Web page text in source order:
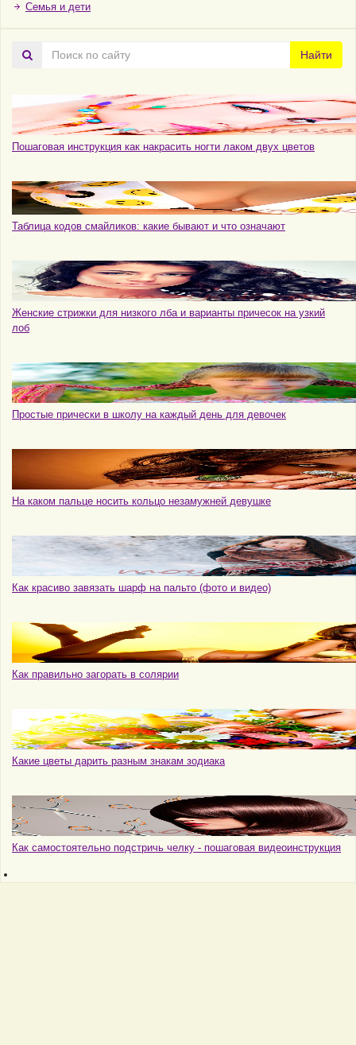
Семья и дети
Поиск
по
Найти
Пошаговая инструкция как накрасить ногти лаком двух цветов
Таблица кодов смайликов: какие бывают и что означают
Женские стрижки для низкого лба и варианты причесок на узкий
лоб
Простые прически в школу на каждый день для девочек
На каком пальце носить кольцо незамужней девушке
Как красиво завязать шарф на пальто (фото и видео)
Как правильно загорать в солярии
Какие цветы дарить разным знакам зодиака
Как самостоятельно подстричь челку - пошаговая видеоинструкция